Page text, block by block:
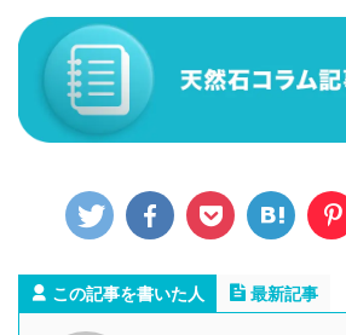
この記事を書いた人 最新記事